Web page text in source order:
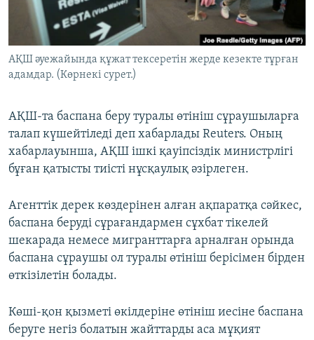
ЖАЗЫЛЫҢЫЗ
Басқа тілдерде
АҚШ әуежайында құжат тексеретін жерде кезекте тұрған
адамдар. (Көрнекі сурет.)
АҚШ-та баспана беру туралы өтініш сұраушыларға
талап күшейтіледі деп хабарлады Reuters. Оның
хабарлауынша, АҚШ ішкі қауіпсіздік министрлігі
бұған қатысты тиісті нұсқаулық әзірлеген.
Агенттік дерек көздерінен алған ақпаратқа сәйкес,
баспана беруді сұрағандармен сұхбат тікелей
шекарада немесе мигранттарға арналған орында
баспана сұраушы ол туралы өтініш берісімен бірден
өткізілетін болады.
Көші-қон қызметі өкілдеріне өтініш иесіне баспана
беруге негіз болатын жайттарды аса мұқият